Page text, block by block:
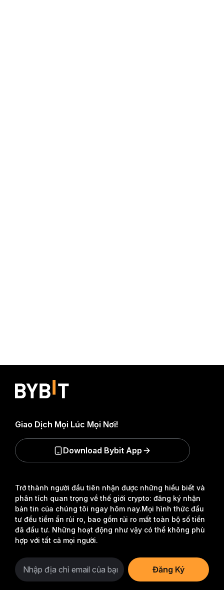
Trở thành người đầu tiên nhận được những hiểu biết và
phân tích quan trọng về thế giới crypto: đăng ký nhận
bản tin của chúng tôi ngay hôm nay.Mọi hình thức đầu
tư đều tiềm ẩn rủi ro, bao gồm rủi ro mất toàn bộ số tiền
đã đầu tư. Những hoạt động như vậy có thể không phù
hợp với tất cả mọi người.
Đăng Ký
Giao Dịch Mọi Lúc Mọi Nơi!
Download Bybit App